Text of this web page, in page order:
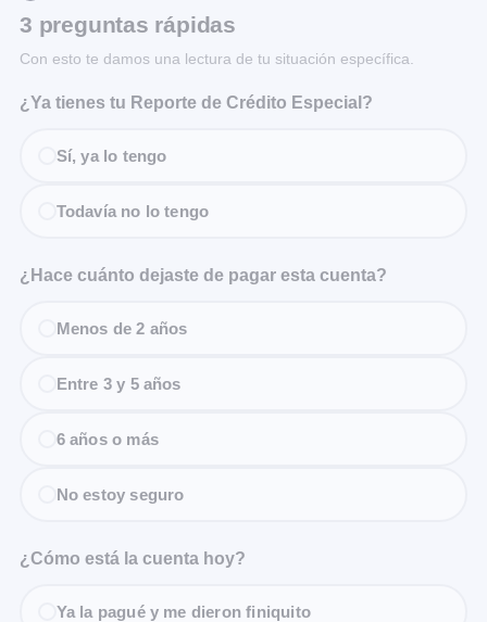
3 preguntas rápidas
Con esto te damos una lectura de tu situación específica.
¿Ya tienes tu Reporte de Crédito Especial?
Sí, ya lo tengo
Todavía no lo tengo
¿Hace cuánto dejaste de pagar esta cuenta?
Menos de 2 años
Entre 3 y 5 años
6 años o más
No estoy seguro
¿Cómo está la cuenta hoy?
Ya la pagué y me dieron finiquito